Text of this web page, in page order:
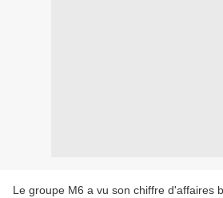
Le groupe M6 a vu son chiffre d'affaires